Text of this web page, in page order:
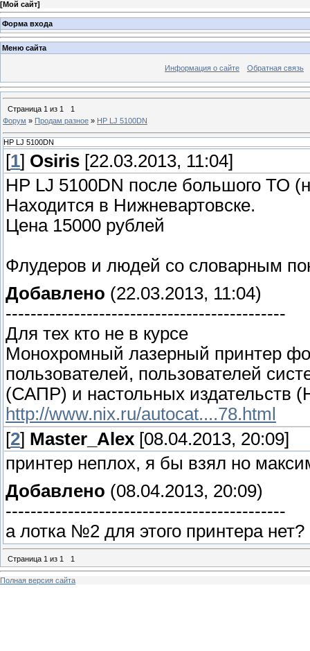
[Мой сайт]
Форма входа
Меню сайта
Информация о сайте Обратная связь
Страница 1 из 1
1
Форум » Продам разное » HP LJ 5100DN
HP LJ 5100DN
[1] Osiris [22.03.2013, 11:04]
HP LJ 5100DN после большого ТО
Находится в Нижневартовске.
Цена 15000 рублей
Флудеров и людей со словарным
Добавлено (22.03.2013, 11:04)
---------------------------------------------
Для тех кто не в курсе
Монохромный лазерный принтер
пользователей, пользователей
(САПР) и настольных издательств
http://www.nix.ru/autocat....78.html
[2] Master_Alex [08.04.2013, 20:09]
принтер неплох, я бы взял но
Добавлено (08.04.2013, 20:09)
---------------------------------------------
а лотка №2 для этого принтера нет?
Страница 1 из 1 1
Полная версия сайта